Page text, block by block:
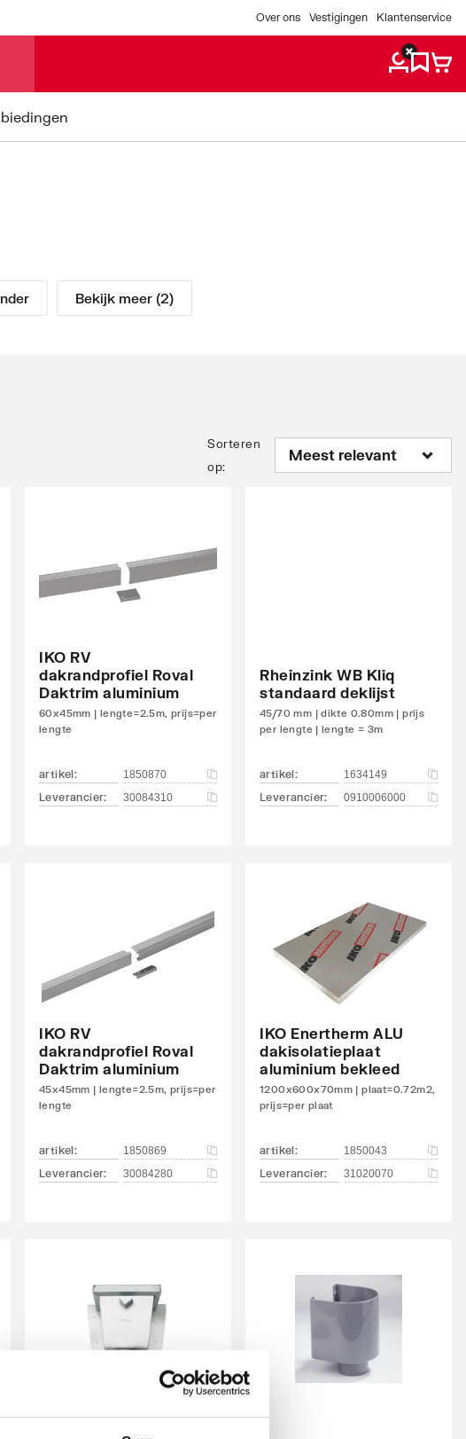
Over ons Vestigingen Klantenservice
Bekijk meer (2)
Sorteren
op:
IKO RV
dakrandprofiel Roval
Daktrim aluminium
60x45mm | lengte=2.5m, prijs=per
lengte
artikel: 1850870
Leverancier: 30084310
Rheinzink WB Kliq
standaard deklijst
45/70 mm | dikte 0.80mm | prijs
per lengte | lengte = 3m
artikel: 1634149
Leverancier: 0910006000
IKO RV
dakrandprofiel Roval
Daktrim aluminium
45x45mm | lengte=2.5m, prijs=per
lengte
artikel: 1850869
Leverancier: 30084280
IKO Enertherm ALU
dakisolatieplaat
aluminium bekleed
1200x600x70mm | plaat=0.72m2,
prijs=per plaat
artikel: 1850043
Leverancier: 31020070